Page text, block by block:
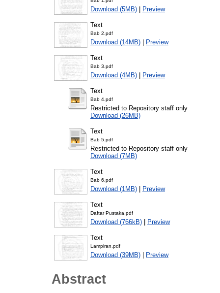
Download (5MB) | Preview
Text
Bab 2.pdf
Download (14MB) | Preview
Text
Bab 3.pdf
Download (4MB) | Preview
Text
Bab 4.pdf
Restricted to Repository staff only
Download (26MB)
Text
Bab 5.pdf
Restricted to Repository staff only
Download (7MB)
Text
Bab 6.pdf
Download (1MB) | Preview
Text
Daftar Pustaka.pdf
Download (766kB) | Preview
Text
Lampiran.pdf
Download (39MB) | Preview
Abstract